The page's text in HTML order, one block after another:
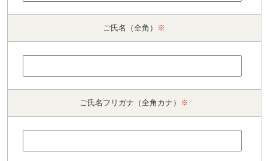
ご氏名（全角） ※
ご氏名フリガナ（全角カナ） ※